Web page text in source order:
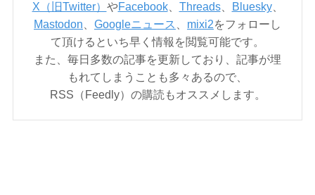
X（旧Twitter） やFacebook、 Threads、 Bluesky、
Mastodon
Googleニュース mixi2をフォローし
て頂けるといち早く情報を閲覧可能です。
また、毎日多数の記事を更新しており、記事が埋
もれてしまうことも多々あるので、
RSS（Feedly）の購読もオススメします。